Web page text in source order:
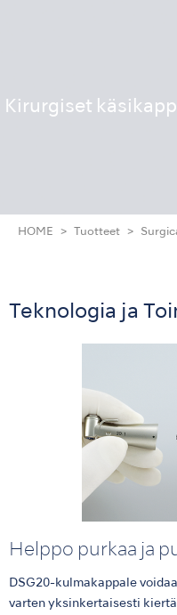
Kirurgiset
HOME Tuotteet
Teknologia ja
Helppo purkaa ja
DSG20-kulmakappale
varten yksinkertaisesti